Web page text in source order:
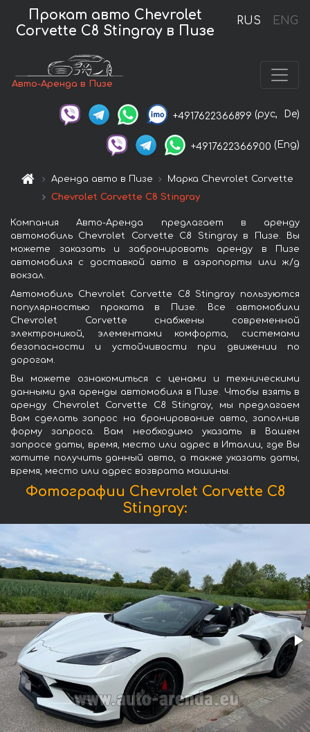
RUS ENG
Прокат авто Chevrolet
Corvette C8 Stingray в Пизе
Авто-Аренда в Пизе
+4917622366899 (рус, De)
+4917622366900 (Eng)
Аренда авто в Пизе
Марка Chevrolet Corvette
Chevrolet Corvette C8 Stingray
Компания Авто-Аренда предлагает в аренду
автомобиль Chevrolet Corvette C8 Stingray в Пизе. Вы
можете заказать и забронировать аренду в Пизе
автомобиля с доставкой авто в аэропорты или ж/д
вокзал.
Автомобиль Chevrolet Corvette C8 Stingray пользуются
популярностью проката в Пизе. Все автомобили
Chevrolet Corvette снабжены современной
электроникой, элементами комфорта, системами
безопасности и устойчивости при движении по
дорогам.
Вы можете ознакомиться с ценами и техническими
данными для аренды автомобиля в Пизе. Чтобы взять в
аренду Chevrolet Corvette C8 Stingray, мы предлагаем
Вам сделать запрос на бронирование авто, заполнив
форму запроса. Вам необходимо указать в Вашем
запросе даты, время, место или адрес в Италии, где Вы
хотите получить данный авто, а также указать даты,
время, место или адрес возврата машины.
Фотографии Chevrolet Corvette C8
Stingray: